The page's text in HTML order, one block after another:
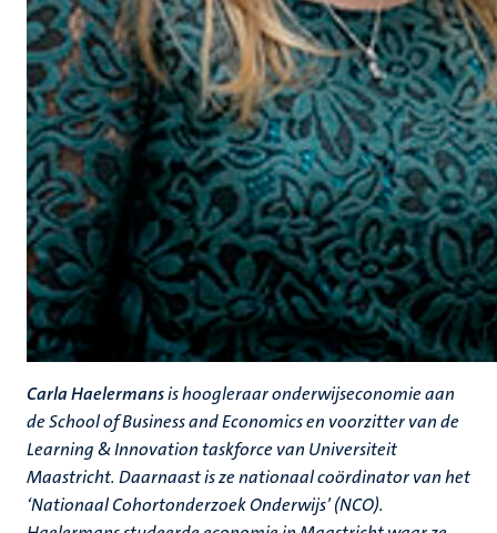
Carla Haelermansis hoogleraar onderwijseconomie aan
de School of Business and Economics en voorzitter van de
Learning & Innovation taskforce van Universiteit
Maastricht. Daarnaast is ze nationaal coördinator van het
‘Nationaal Cohortonderzoek Onderwijs’ (NCO).